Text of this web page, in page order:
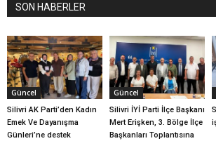
SON HABERLER
Güncel
Silivri AK Parti’den Kadın
Emek Ve Dayanışma
Günleri’ne destek
Güncel
Silivri İYİ Parti İlçe Başkanı
Mert Erişken, 3. Bölge İlçe
Başkanları Toplantısına